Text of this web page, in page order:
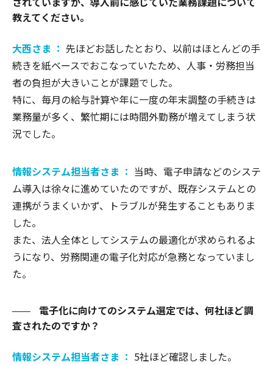
教えてください。
大西さま ： 先ほどお話したとおり、以前はほとんどの手
続きを紙ベースでおこなっていたため、人事・労務担当
者の負担が大きいことが課題でした。
特に、毎月の給与計算や年に一度の年末調整の手続きは
業務量が多く、繁忙期には時間外勤務が増えてしまう状
況でした。
情報システム担当者さま ： 当時、電子申請などのシステ
ム導入は徐々に進めていたのですが、既存システムとの
連携がうまくいかず、トラブルが発生することもありま
した。
また、法人全体としてシステムの最適化が求められるよ
うになり、労務関連の電子化対応が急務となっていまし
た。
電子化に向けてのシステム選定では、何社ほど調
査されたのですか？
情報システム担当者さま ： 5社ほど確認しました。